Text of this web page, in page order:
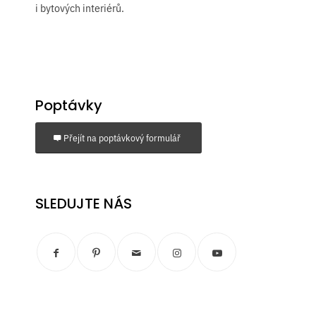
i bytových interiérů.
Poptávky
Přejít na poptávkový formulář
SLEDUJTE NÁS